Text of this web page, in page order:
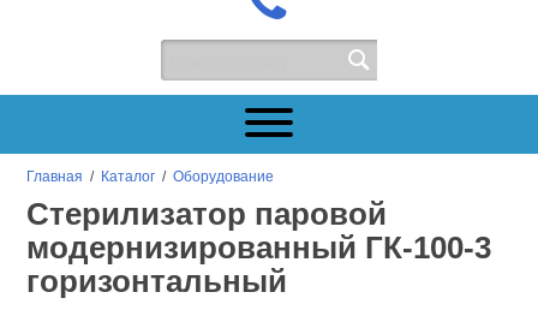
Главная / Каталог /Оборудование
Стерилизатор паровой
модернизированный ГК-100-3
горизонтальный